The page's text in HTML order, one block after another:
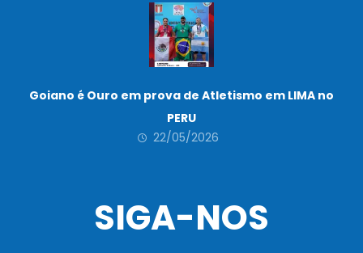
Goiano é Ouro em prova de Atletismo em LIMA no
PERU
22/05/2026
SIGA-NOS